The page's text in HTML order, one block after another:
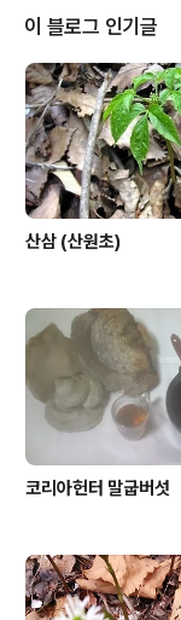
이 블로그 인기글
산삼 (산원초)
코리아헌터 말굽버섯